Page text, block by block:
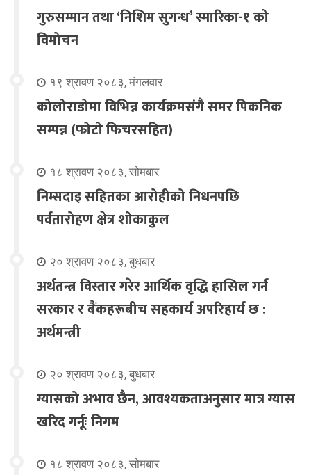
गुरुसम्मान तथा ‘निशिम सुगन्ध’ स्मारिका-१ को
विमोचन
१९ श्रावण २०८३, मंगलवार
कोलोराडोमा विभिन्न कार्यक्रमसंगै समर पिकनिक
सम्पन्न (फोटो फिचरसहित)
१८ श्रावण २०८३, सोमबार
निम्सदाइ सहितका आरोहीको निधनपछि
पर्वतारोहण क्षेत्र शोकाकुल
२० श्रावण २०८३, बुधबार
अर्थतन्त्र विस्तार गरेर आर्थिक वृद्धि हासिल गर्न
सरकार र बैंकहरूबीच सहकार्य अपरिहार्य छ :
अर्थमन्त्री
२० श्रावण २०८३, बुधबार
ग्यासको अभाव छैन, आवश्यकताअनुसार मात्र ग्यास
खरिद गर्नूः निगम
१८ श्रावण २०८३, सोमबार